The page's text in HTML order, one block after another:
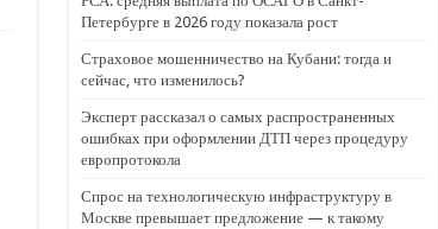
Петербурге в 2026 году показала рост
Страховое мошенничество на Кубани: тогда и
сейчас, что изменилось?
Эксперт рассказал о самых распространенных
ошибках при оформлении ДТП через процедуру
европротокола
Спрос на технологическую инфраструктуру в
Москве превышает предложение — к такому